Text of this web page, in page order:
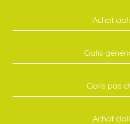
Achat
Cialis
Cialis pas
Achat